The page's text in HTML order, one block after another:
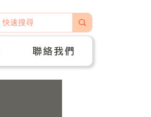
聯絡我們